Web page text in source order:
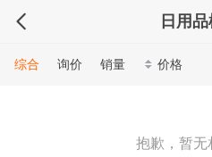
日用
综合 询价 销量 价格
抱歉，暂无